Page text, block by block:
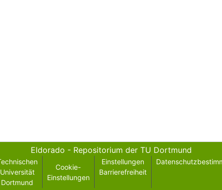
Eldorado - Repositorium der TU Dortmund
Universität
Dortmund
Cookie-
Einstellungen
Einstellungen
Barrierefreiheit